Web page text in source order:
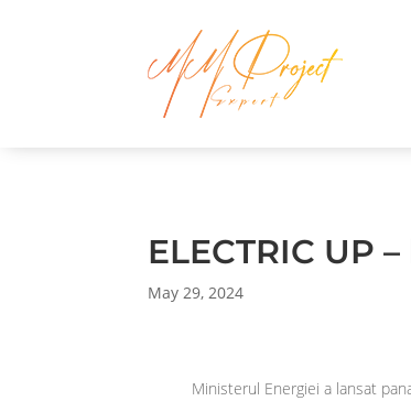
ELECTRIC UP
May 29, 2024
Ministerul Energiei a lansat